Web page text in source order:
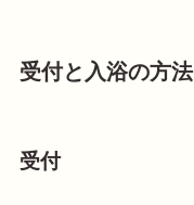
受付と入浴の方法
受付